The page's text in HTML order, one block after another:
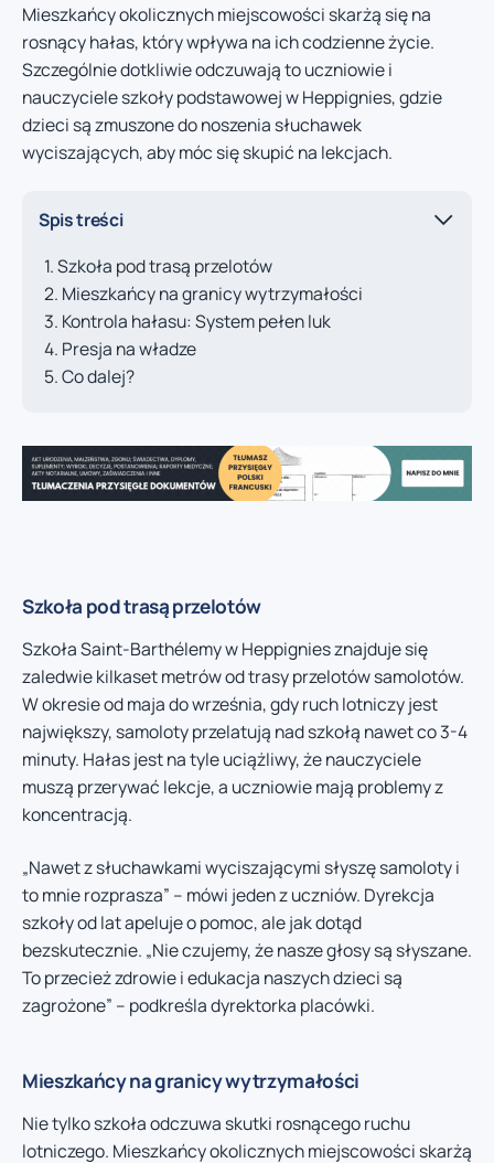
Mieszkańcy okolicznych miejscowości skarżą się na
rosnący hałas, który wpływa na ich codzienne życie.
Szczególnie dotkliwie odczuwają to uczniowie i
nauczyciele szkoły podstawowej w Heppignies, gdzie
dzieci są zmuszone do noszenia słuchawek
wyciszających, aby móc się skupić na lekcjach.
Spis treści
Szkoła pod trasą przelotów
Mieszkańcy na granicy wytrzymałości
Kontrola hałasu: System pełen luk
Presja na władze
Co dalej?
Szkoła pod trasą przelotów
Szkoła Saint-Barthélemy w Heppignies znajduje się
zaledwie kilkaset metrów od trasy przelotów samolotów.
W okresie od maja do września, gdy ruch lotniczy jest
największy, samoloty przelatują nad szkołą nawet co 3-4
minuty. Hałas jest na tyle uciążliwy, że nauczyciele
muszą przerywać lekcje, a uczniowie mają problemy z
koncentracją.
„Nawet z słuchawkami wyciszającymi słyszę samoloty i
to mnie rozprasza” – mówi jeden z uczniów. Dyrekcja
szkoły od lat apeluje o pomoc, ale jak dotąd
bezskutecznie. „Nie czujemy, że nasze głosy są słyszane.
To przecież zdrowie i edukacja naszych dzieci są
zagrożone” – podkreśla dyrektorka placówki.
Mieszkańcy na granicy wytrzymałości
Nie tylko szkoła odczuwa skutki rosnącego ruchu
lotniczego. Mieszkańcy okolicznych miejscowości skarżą